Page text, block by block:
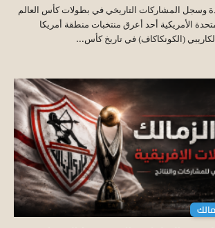
وسجل المشاركات التاريخي في بطولات كأس العالم
الأمريكية أحد أعرق منتخبات منطقة أمريكا
(الكونكاكاف) في تاريخ كأس...